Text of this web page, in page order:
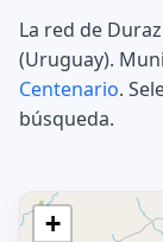
La red de
(Uruguay).
Centenario.
búsqueda.
+